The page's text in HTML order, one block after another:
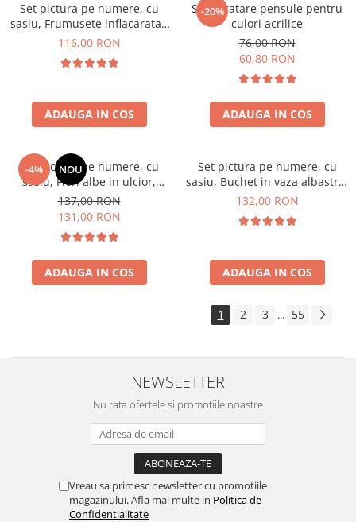
Set pictura pe numere, cu
sasiu, Frumusete inflacarata -
extra culori metalizate, 40x50
116,00 RON
ADAUGA IN COS
-20%
Set curatare pensule pentru
culori acrilice
76,00 RON
60,80 RON
ADAUGA IN COS
-4% NOU
Set pictura pe numere, cu
sasiu, Flori albe in ulcior,
40x50 cm
137,00 RON
131,00 RON
ADAUGA IN COS
Set pictura pe numere, cu
sasiu, Buchet in vaza albastra,
40x50 cm
132,00 RON
ADAUGA IN COS
1 2 3 ... 55
NEWSLETTER
Nu rata ofertele si promotiile noastre
Vreau sa primesc newsletter cu promotiile
magazinului. Afla mai multe in Politica de
Confidentialitate